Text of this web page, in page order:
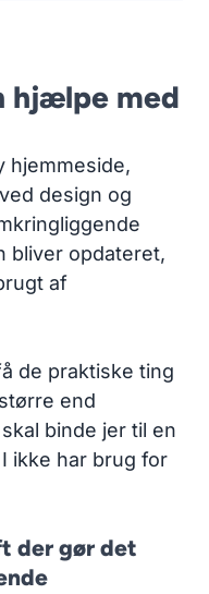
hjælpe med
hjemmeside,
design og
bliver opdateret,
af
de praktiske ting
end
binde jer til en
ikke har brug for
der gør det